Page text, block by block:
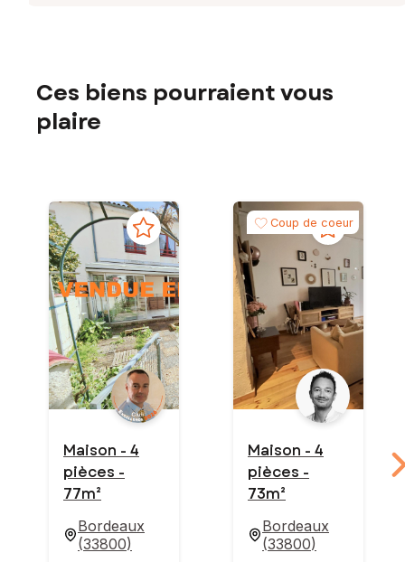
Ces biens pourraient vous
plaire
Maison - 4
pièces -
77m²
Bordeaux
(33800)
Coup de coeur
Maison - 4
pièces -
73m²
Bordeaux
(33800)